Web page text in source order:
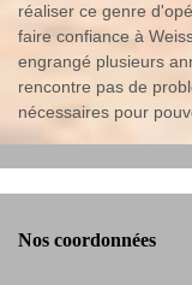
réaliser ce genre
faire confiance à
engrangé plusieurs
rencontre pas de
nécessaires pour
Nos coordonnées